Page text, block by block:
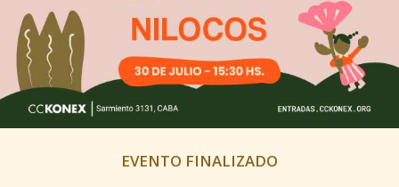
EVENTO FINALIZADO